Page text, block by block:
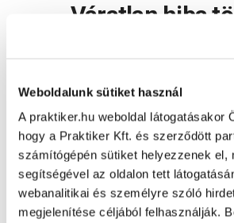
Weboldalunk sütiket használ
A praktiker.hu weboldal látogatásakor
hogy a Praktiker Kft. és szerződött
számítógépén sütiket helyezzenek el,
segítségével az oldalon tett
webanalitikai és személyre szóló
megjelenítése céljából felhasználják.
Váratlan hiba
Oldal újratöltése